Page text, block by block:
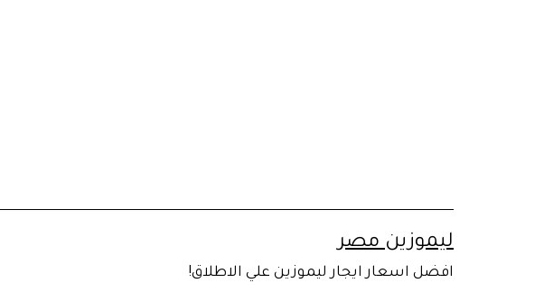
ليموزين مصر
افضل اسعار ايجار ليموزين علي الاطلاق!